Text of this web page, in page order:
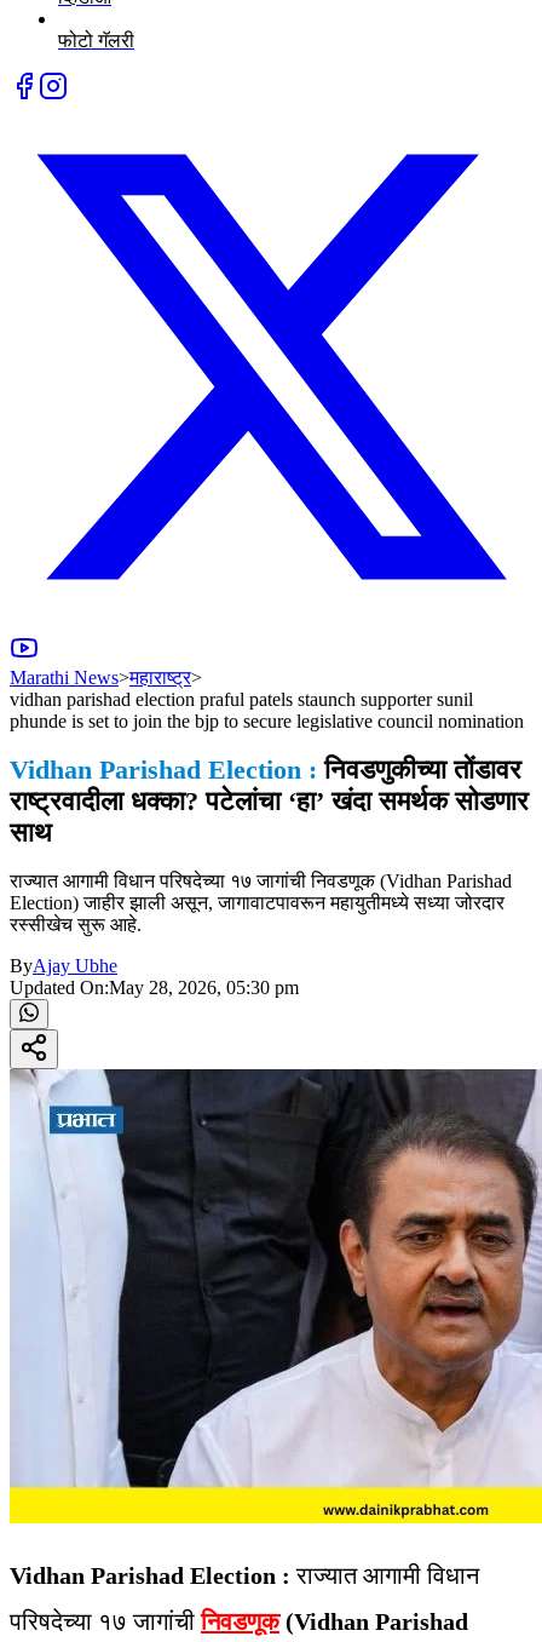
फोटो गॅलरी
Marathi News>महाराष्ट्र>
vidhan parishad election praful patels staunch supporter sunil
phunde is set to join the bjp to secure legislative council nomination
Vidhan Parishad Election : निवडणुकीच्या तोंडावर
राष्ट्रवादीला धक्का? पटेलांचा ‘हा’ खंदा समर्थक सोडणार
साथ
राज्यात आगामी विधान परिषदेच्या १७ जागांची निवडणूक (Vidhan Parishad
Election) जाहीर झाली असून, जागावाटपावरून महायुतीमध्ये सध्या जोरदार
रस्सीखेच सुरू आहे.
ByAjay Ubhe
Updated On:May 28, 2026, 05:30 pm
Vidhan Parishad Election : राज्यात आगामी विधान
परिषदेच्या १७ जागांचीनिवडणूक (Vidhan Parishad